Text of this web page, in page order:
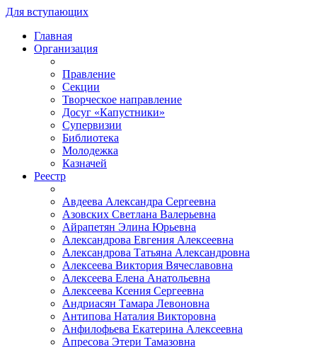
Для вступающих
Главная
Организация
Правление
Секции
Творческое направление
Досуг «Капустники»
Супервизии
Библиотека
Молодежка
Казначей
Реестр
Авдеева Александра Сергеевна
Азовских Светлана Валерьевна
Айрапетян Элина Юрьевна
Александрова Евгения Алексеевна
Александрова Татьяна Александровна
Алексеева Виктория Вячеславовна
Алексеева Елена Анатольевна
Алексеева Ксения Сергеевна
Андриасян Тамара Левоновна
Антипова Наталия Викторовна
Анфилофьева Екатерина Алексеевна
Апресова Этери Тамазовна